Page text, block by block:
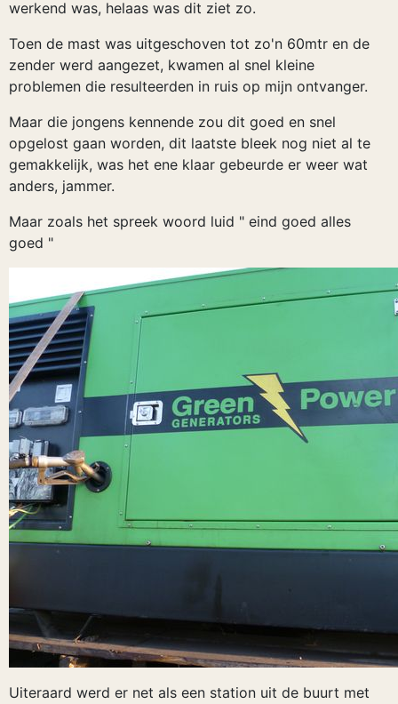
werkend was, helaas was dit ziet zo.
Toen de mast was uitgeschoven tot zo'n 60mtr en de
zender werd aangezet, kwamen al snel kleine
problemen die resulteerden in ruis op mijn ontvanger.
Maar die jongens kennende zou dit goed en snel
opgelost gaan worden, dit laatste bleek nog niet al te
gemakkelijk, was het ene klaar gebeurde er weer wat
anders, jammer.
Maar zoals het spreek woord luid " eind goed alles
goed "
Uiteraard werd er net als een station uit de buurt met